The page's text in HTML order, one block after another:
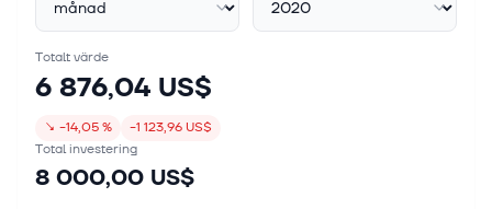
Totalt värde
6 876,04 US$
↘ −14,05 %
−1 123,96 US$
Total investering
8 000,00 US$